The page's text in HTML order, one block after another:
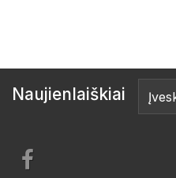
Naujienlaiškiai